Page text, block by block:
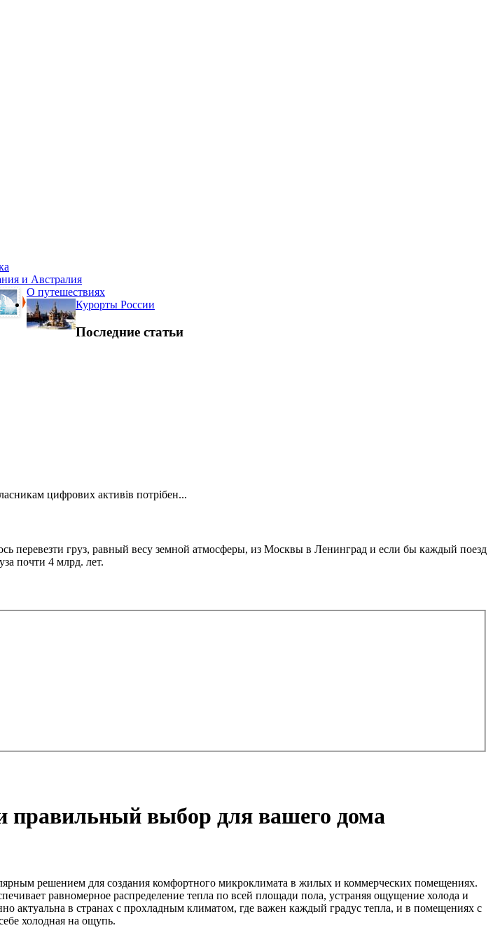
и Австралия
О путешествиях
Курорты России
Последние статьи
цифрових активів потрібен...
перевезти груз, равный весу земной атмосферы, из Москвы в Ленинград и если бы каждый поезд
почти 4 млрд. лет.
правильный выбор для вашего дома
решением для создания комфортного микроклимата в жилых и коммерческих помещениях.
равномерное распределение тепла по всей площади пола, устраняя ощущение холода и
актуальна в странах с прохладным климатом, где важен каждый градус тепла, и в помещениях с
холодная на ощупь.